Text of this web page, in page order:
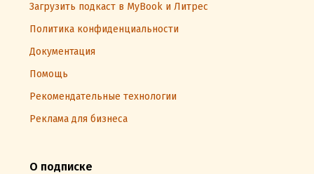
Загрузить подкаст в MyBook и Литрес
Политика конфиденциальности
Документация
Помощь
Рекомендательные технологии
Реклама для бизнеса
О подписке